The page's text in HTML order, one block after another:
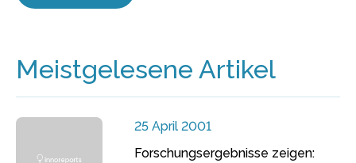
Meistgelesene Artikel
25 April 2001
Forschungsergebnisse zeigen: